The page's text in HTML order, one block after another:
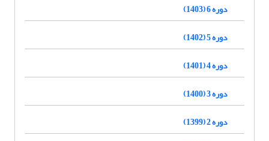
دوره 6 (1403)
دوره 5 (1402)
دوره 4 (1401)
دوره 3 (1400)
دوره 2 (1399)